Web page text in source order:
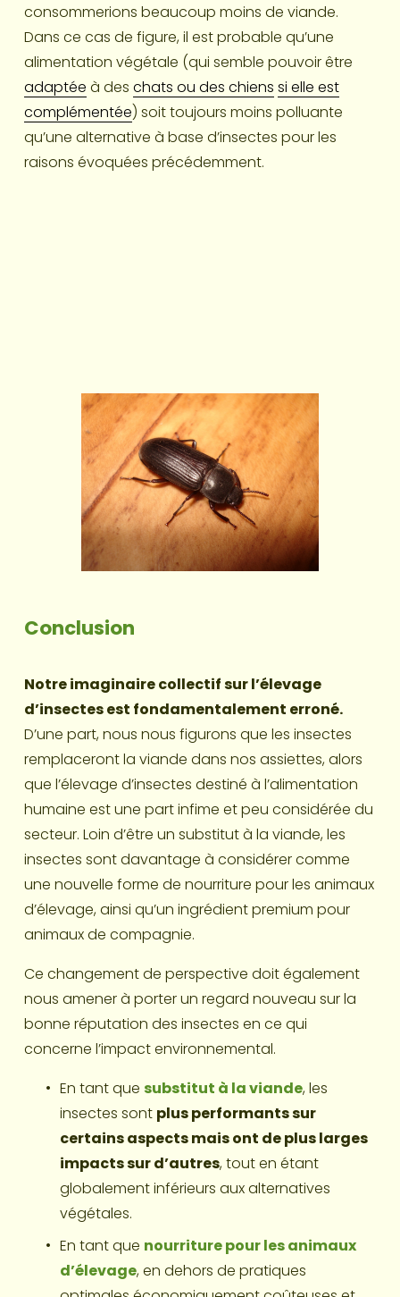
consommerions beaucoup moins de viande.
Dans ce cas de figure, il est probable qu’une
adaptée à des chats ou des chiens si elle est
complémentée) soit toujours moins polluante
qu’une alternative à base d’insectes pour les
raisons évoquées précédemment.
Conclusion
Notre imaginaire collectif sur l’élevage
d’insectes est fondamentalement erroné.
D’une part, nous nous figurons que les insectes
remplaceront la viande dans nos assiettes, alors
que l’élevage d’insectes destiné à l’alimentation
humaine est une part infime et peu considérée du
secteur. Loin d’être un substitut à la viande, les
insectes sont davantage à considérer comme
une nouvelle forme de nourriture pour les animaux
d’élevage, ainsi qu’un ingrédient premium pour
animaux de compagnie.
Ce changement de perspective doit également
nous amener à porter un regard nouveau sur la
bonne réputation des insectes en ce qui
concerne l’impact environnemental.
En tant que substitut à la viande, les
insectes sont plus performants sur
certains aspects mais ont de plus larges
impacts sur d’autres, tout en étant
globalement inférieurs aux alternatives
végétales.
En tant que nourriture pour les animaux
d’élevage, en dehors de pratiques